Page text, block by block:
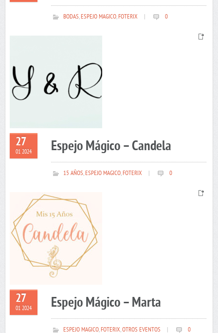
BODAS,ESPEJO MAGICO,FOTERIX 0
27
01 2024 Espejo Mágico – Candela
15 AÑOS,ESPEJO MAGICO,FOTERIX 0
27
01 2024 Espejo Mágico – Marta
ESPEJO MAGICO,FOTERIX,OTROS EVENTOS 0